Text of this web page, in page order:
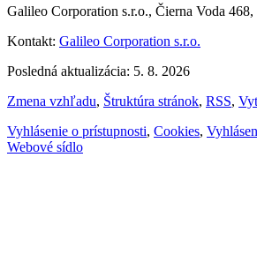
Galileo Corporation s.r.o., Čierna Voda 468,
Kontakt: Galileo Corporation s.r.o.
Posledná aktualizácia: 5. 8. 2026
Zmena vzhľadu, Štruktúra stránok, RSS,
Vyhlásenie o prístupnosti, Cookies,
Webové sídlo